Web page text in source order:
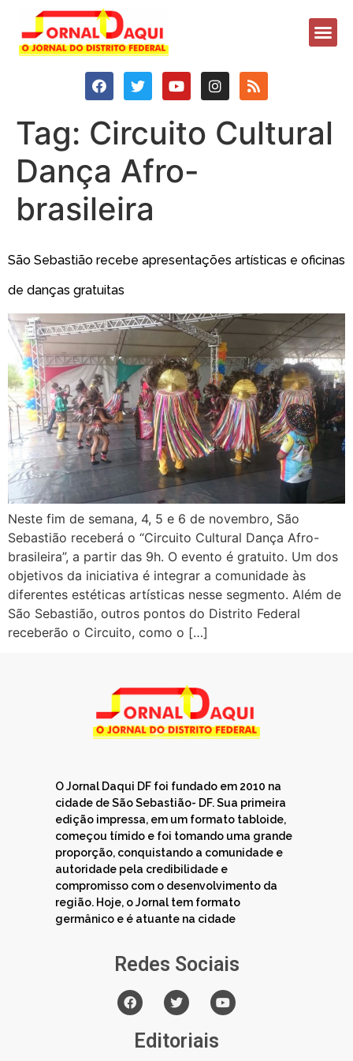
Tag: Circuito Cultural
Dança Afro-
brasileira
São Sebastião recebe apresentações artísticas e oficinas
de danças gratuitas
Neste fim de semana, 4, 5 e 6 de novembro, São
Sebastião receberá o “Circuito Cultural Dança Afro-
brasileira”, a partir das 9h. O evento é gratuito. Um dos
objetivos da iniciativa é integrar a comunidade às
diferentes estéticas artísticas nesse segmento. Além de
São Sebastião, outros pontos do Distrito Federal
receberão o Circuito, como o […]
O Jornal Daqui DF foi fundado em 2010 na
cidade de São Sebastião- DF. Sua primeira
edição impressa, em um formato tabloide,
começou tímido e foi tomando uma grande
proporção, conquistando a comunidade e
autoridade pela credibilidade e
compromisso com o desenvolvimento da
região. Hoje, o Jornal tem formato
germânico e é atuante na cidade
Redes Sociais
Editoriais